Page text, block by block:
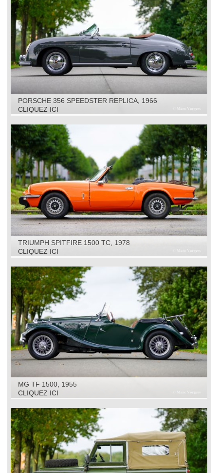
PORSCHE 356 SPEEDSTER REPLICA, 1966
CLIQUEZ ICI
TRIUMPH SPITFIRE 1500 TC, 1978
CLIQUEZ ICI
MG TF 1500, 1955
CLIQUEZ ICI